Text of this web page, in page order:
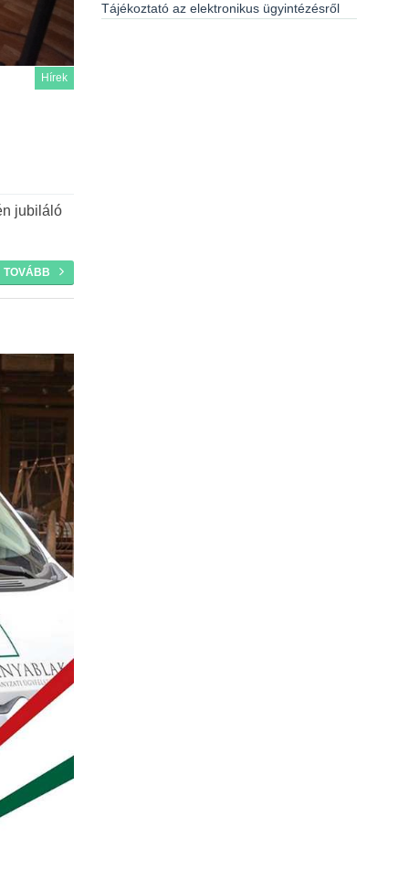
Hírek
jubiláló
TOVÁBB
Tájékoztató az elektronikus ügyintézésről